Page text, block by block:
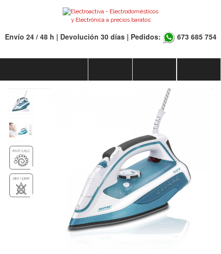
Envío 24 / 48 h | Devolución 30 días | Pedidos: 673 685 754